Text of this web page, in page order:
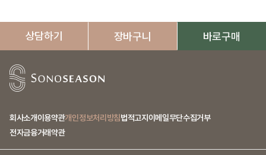
상담하기 장바구니 바로구매
회사소개이용약관개인정보처리방침법적고지이메일무단수집거부
전자금융거래약관